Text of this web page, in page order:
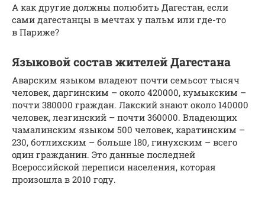
А как другие должны полюбить Дагестан, если
сами дагестанцы в мечтах у пальм или где-то
в Париже?
Языковой состав жителей Дагестана
Аварским языком владеют почти семьсот тысяч
человек, даргинским – около 420000, кумыкским –
почти 380000 граждан. Лакский знают около 140000
человек, лезгинский – почти 360000. Владеющих
чамалинским языком 500 человек, каратинским –
230, ботлихским – больше 180, гинухским – всего
один гражданин. Это данные последней
Всероссийской переписи населения, которая
произошла в 2010 году.